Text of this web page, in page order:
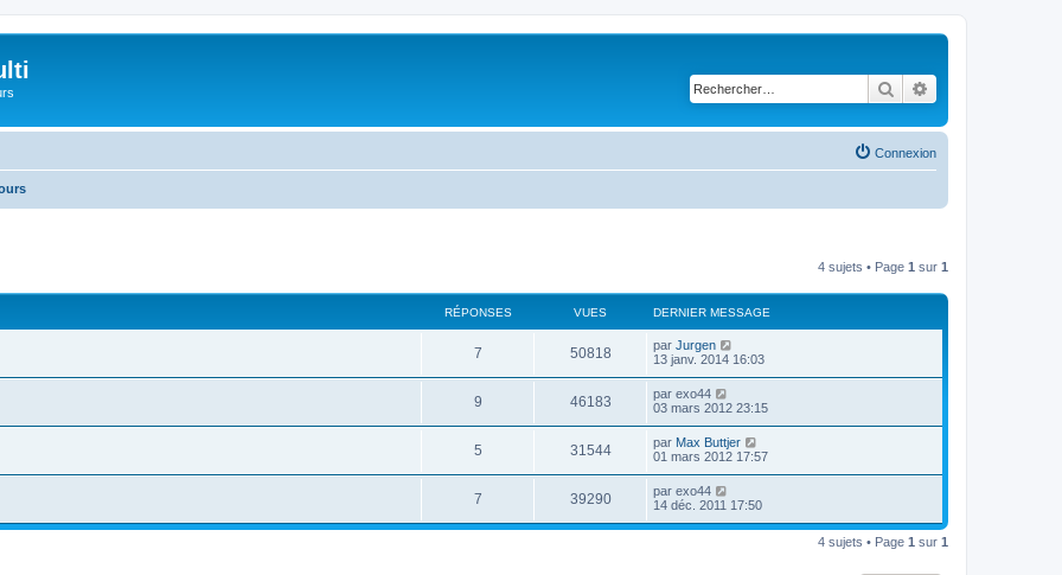
Rechercher
Connexion
4 sujets • Page 1 sur 1
RÉPONSES VUES DERNIER MESSAGE
7 50818 par Jurgen
13 janv. 2014 16:03
9 46183 par exo44
03 mars 2012 23:15
5 31544 par Max Buttjer
01 mars 2012 17:57
7 39290 par exo44
14 déc. 2011 17:50
4 sujets • Page 1 sur 1